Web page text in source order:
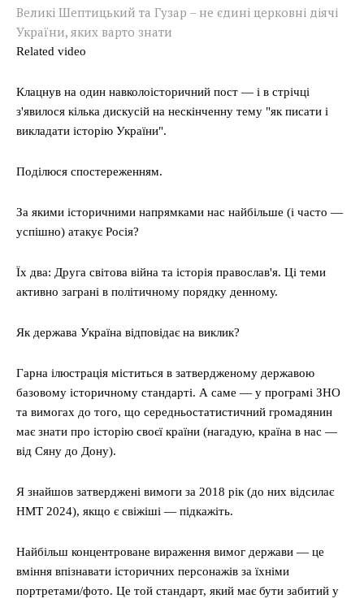
Великі Шептицький та Гузар – не єдині церковні діячі
України, яких варто знати
Related video
Клацнув на один навколоісторичний пост — і в стрічці
з'явилося кілька дискусій на нескінченну тему "як писати і
викладати історію України".
Поділюся спостереженням.
За якими історичними напрямками нас найбільше (і часто —
успішно) атакує Росія?
Їх два: Друга світова війна та історія православ'я. Ці теми
активно заграні в політичному порядку денному.
Як держава Україна відповідає на виклик?
Гарна ілюстрація міститься в затвердженому державою
базовому історичному стандарті. А саме — у програмі ЗНО
та вимогах до того, що середньостатистичний громадянин
має знати про історію своєї країни (нагадую, країна в нас —
від Сяну до Дону).
Я знайшов затверджені вимоги за 2018 рік (до них відсилає
НМТ 2024), якщо є свіжіші — підкажіть.
Найбільш концентроване вираження вимог держави — це
вміння впізнавати історичних персонажів за їхніми
портретами/фото. Це той стандарт, який має бути забитий у